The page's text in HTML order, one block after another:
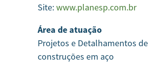
Site:www.planesp.com.br
Área de atuação
Projetos e Detalhamentos de
construções em aço